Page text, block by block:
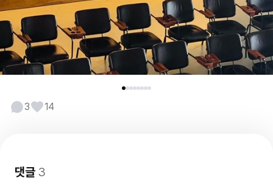
3 14
댓글3